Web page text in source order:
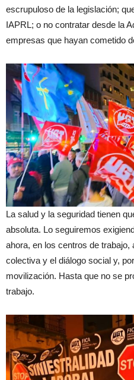
escrupuloso de la legislación;
IAPRL; o no contratar desde la
empresas que hayan cometido
La salud y la seguridad tienen
absoluta. Lo seguiremos
ahora, en los centros de
colectiva y el diálogo social y,
movilización. Hasta que no se
trabajo.